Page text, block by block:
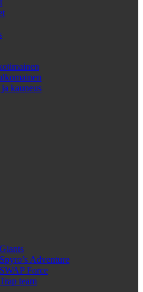
kauneus
Adventure
Force
team